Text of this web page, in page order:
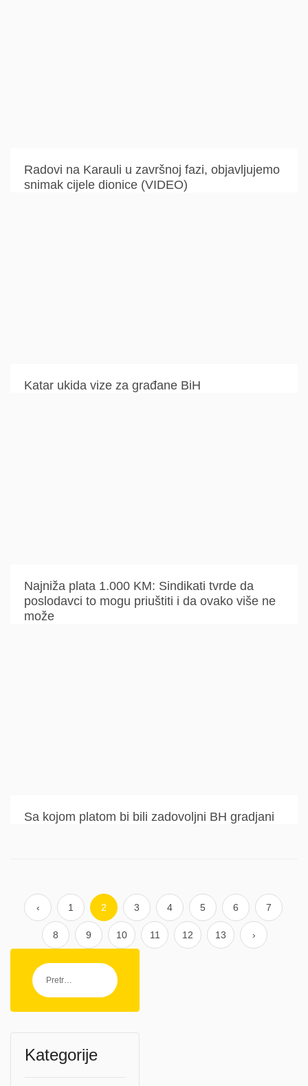
Radovi na Karauli u završnoj fazi, objavljujemo
snimak cijele dionice (VIDEO)
Katar ukida vize za građane BiH
Najniža plata 1.000 KM: Sindikati tvrde da
poslodavci to mogu priuštiti i da ovako više ne
može
Sa kojom platom bi bili zadovoljni BH gradjani
‹ 1 2 3 4 5 6 7
8 9 10 11 12 13 ›
Kategorije